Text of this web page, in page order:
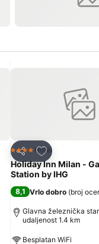
Deli
Dodati u
4 Zvezdice
Hotel
Holiday Inn Milan -
Station by IHG
8,1 Vrlo dobro (broj
Glavna železnička
udaljenost 1.4 km
Besplatan WiFi